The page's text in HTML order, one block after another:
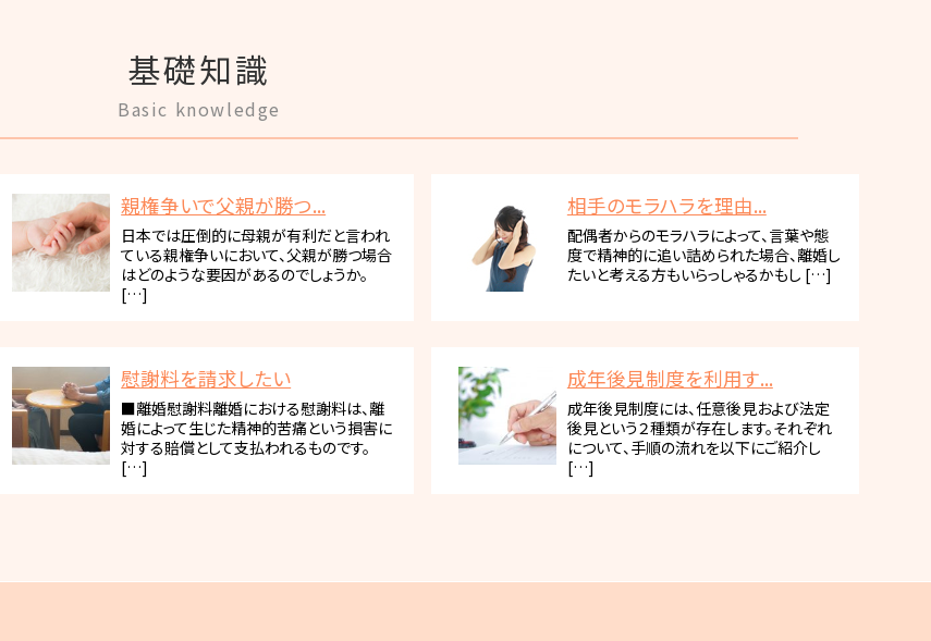
基礎知識
Basic knowledge
親権争いで父親が勝つ...
日本では圧倒的に母親が有利だと言われ
ている親権争いにおいて、父親が勝つ場合
はどのような要因があるのでしょうか。
[…]
相手のモラハラを理由...
配偶者からのモラハラによって、言葉や態
度で精神的に追い詰められた場合、離婚し
たいと考える方もいらっしゃるかもし […]
慰謝料を請求したい
■離婚慰謝料離婚における慰謝料は、離
婚によって生じた精神的苦痛という損害に
対する賠償として支払われるものです。
[…]
成年後見制度を利用す...
成年後見制度には、任意後見および法定
後見という２種類が存在します。それぞれ
について、手順の流れを以下にご紹介し
[…]